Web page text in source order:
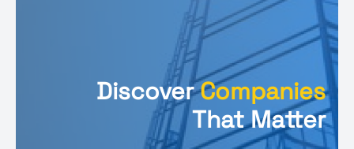
DiscoverCompanies
That Matter